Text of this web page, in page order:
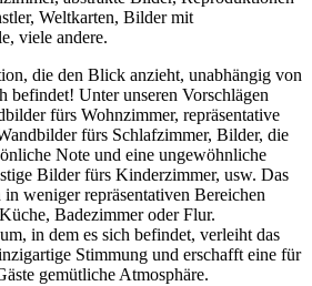
Weltkarten, Bilder mit
viele andere.
die den Blick anzieht, unabhängig von
befindet! Unter unseren Vorschlägen
fürs Wohnzimmer, repräsentative
fürs Schlafzimmer, Bilder, die
Note und eine ungewöhnliche
Bilder fürs Kinderzimmer, usw. Das
weniger repräsentativen Bereichen
Badezimmer oder Flur.
in dem es sich befindet, verleiht das
Stimmung und erschafft eine für
gemütliche Atmosphäre.